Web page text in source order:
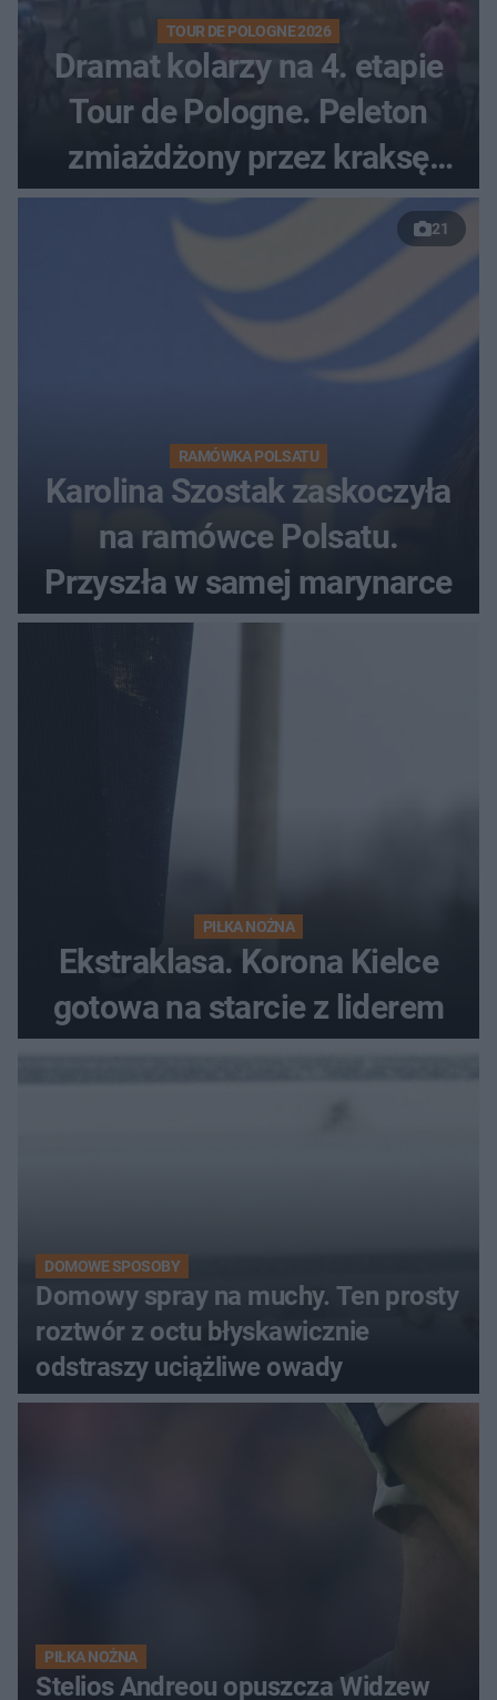
TOUR DE POLOGNE 2026
Dramat kolarzy na 4. etapie
Tour de Pologne. Peleton
zmiażdżony przez kraksę
przed Karpaczem
21
RAMÓWKA POLSATU
Karolina Szostak zaskoczyła
na ramówce Polsatu.
Przyszła w samej marynarce
PIŁKA NOŻNA
Ekstraklasa. Korona Kielce
gotowa na starcie z liderem
DOMOWE SPOSOBY
Domowy spray na muchy. Ten prosty
roztwór z octu błyskawicznie
odstraszy uciążliwe owady
PIŁKA NOŻNA
Stelios Andreou opuszcza Widzew